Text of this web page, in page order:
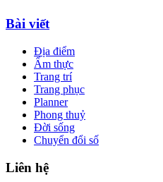
Bài viết
Địa điểm
Ẩm thực
Trang trí
Trang phục
Planner
Phong thuỷ
Đời sống
Chuyển đổi số
Liên hệ